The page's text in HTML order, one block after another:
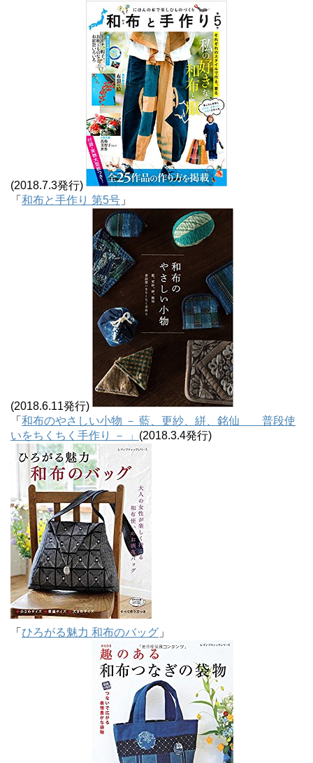
(2018.7.3発行)
「 和布と手作り 第5号 」
(2018.6.11発行)
「 和布のやさしい小物 － 藍、更紗、絣、銘仙 普段使
いをちくちく手作り － 」 (2018.3.4発行)
「 ひろがる魅力 和布のバッグ 」